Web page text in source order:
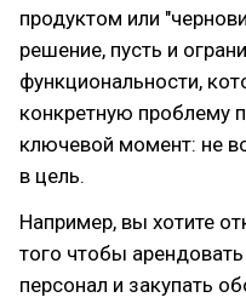
продуктом или
решение, пусть и
функциональности,
конкретную проблему
ключевой момент: не
в цель.
Например, вы хотите
того чтобы
персонал и закупать